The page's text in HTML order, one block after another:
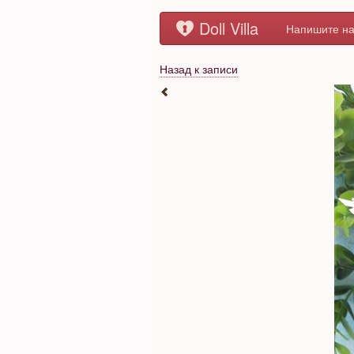
Doll Villa Напишите
Назад к записи